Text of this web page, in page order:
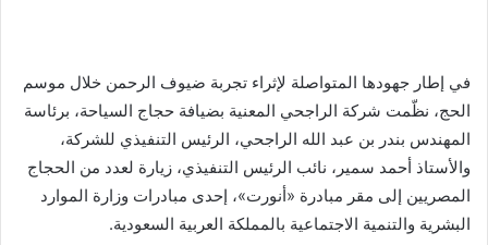
في إطار جهودها المتواصلة لإثراء تجربة ضيوف الرحمن خلال موسم
الحج، نظّمت شركة الراجحي المعنية بضيافة حجاج السياحة، برئاسة
المهندس بندر بن عبد الله الراجحي، الرئيس التنفيذي للشركة،
والأستاذ أحمد سمير، نائب الرئيس التنفيذي، زيارة لعدد من الحجاج
المصريين إلى مقر مبادرة «أنورت»، إحدى مبادرات وزارة الموارد
البشرية والتنمية الاجتماعية بالمملكة العربية السعودية.